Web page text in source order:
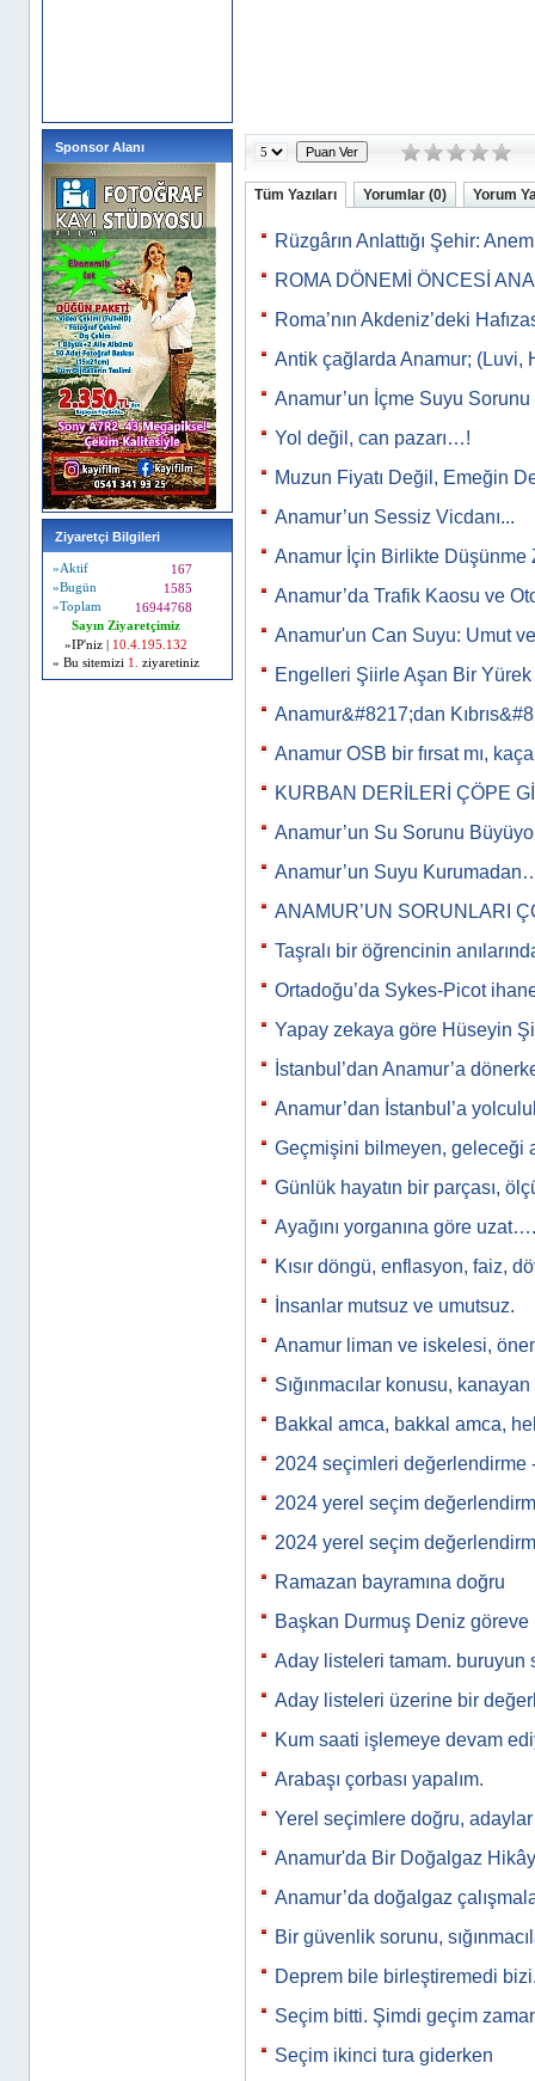
Sponsor Alanı
Ziyaretçi Bilgileri
»Aktif
167
»Bugün
1585
»Toplam
16944768
Sayın Ziyaretçimiz
»IP'niz |
10.4.195.132
» Bu sitemizi 1. ziyaretiniz
Tüm Yazıları Yorumlar (0) Yorum
Rüzgârın Anlattığı Şehir:
ROMA DÖNEMİ ÖNCESİ
Roma’nın Akdeniz’deki
Antik çağlarda Anamur; (Luvi,
Anamur’un İçme Suyu Sorunu
Yol değil, can pazarı…!
Muzun Fiyatı Değil, Emeğin
Anamur’un Sessiz Vicdanı...
Anamur İçin Birlikte Düşünme
Anamur’da Trafik Kaosu ve
Anamur'un Can Suyu: Umut
Engelleri Şiirle Aşan Bir Yürek
Anamur&#8217;dan
Anamur OSB bir fırsat mı,
KURBAN DERİLERİ ÇÖPE
Anamur’un Su Sorunu
Anamur’un Suyu
ANAMUR’UN SORUNLARI
Taşralı bir öğrencinin
Ortadoğu’da Sykes-Picot
Yapay zekaya göre Hüseyin
İstanbul’dan Anamur’a
Anamur’dan İstanbul’a
Geçmişini bilmeyen, geleceği
Günlük hayatın bir parçası,
Ayağını yorganına göre uzat….
Kısır döngü, enflasyon, faiz,
İnsanlar mutsuz ve umutsuz.
Anamur liman ve iskelesi,
Sığınmacılar konusu, kanayan
Bakkal amca, bakkal amca,
2024 seçimleri değerlendirme
2024 yerel seçim
2024 yerel seçim
Ramazan bayramına doğru
Başkan Durmuş Deniz göreve
Aday listeleri tamam. buruyun
Aday listeleri üzerine bir
Kum saati işlemeye devam
Arabaşı çorbası yapalım.
Yerel seçimlere doğru, adaylar
Anamur'da Bir Doğalgaz
Anamur’da doğalgaz
Bir güvenlik sorunu,
Deprem bile birleştiremedi
Seçim bitti. Şimdi geçim
Seçim ikinci tura giderken